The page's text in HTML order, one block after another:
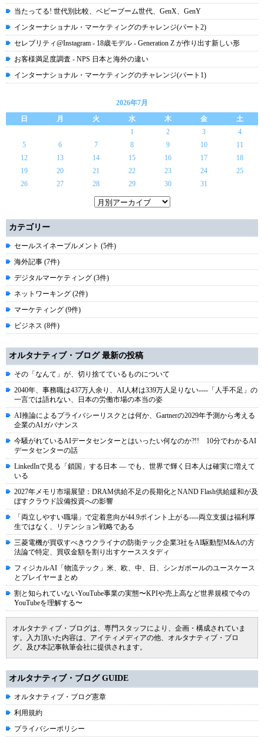
当たってる! 世代別比較、ベビーブーム世代、GenX、GenY
インターナショナル・マーケティングのチャレンジ(パート2)
セレブリティ@Instagram - 18歳モデル - Generation Z が作り出す新しい形
お客様満足度調査 - NPS 日本と海外の違い
インターナショナル・マーケティングのチャレンジ(パート1)
2026年7月
日
月 火 水 木 金
土
1
2 3
4
5
6 7 8 9 10
11
12
13 14 15 16 17
18
19
20 21 22 23 24
25
26
27 28 29 30 31
カテゴリー
セールスイネーブルメント (5件)
海外記事 (7件)
デジタルマーケティング (3件)
ネットワーキング (2件)
マーケティング (9件)
ビジネス (8件)
オルタナティブ・ブログ 最新の投稿
その「なんて」が、切り捨てているものについて
2040年、事務職は437万人余り、AI人材は339万人足りない----「人手不足」の
一言では語れない、日本の労働市場の本当の姿
AI推論によるプライバシーリスクとは何か、Gartnerの2029年予測から考える
企業のAIガバナンス
今騒がれているAIデータセンターとはいったい何なのか?!! 10分でわかるAI
データセンターの話
LinkedInで見る「鎖国」する日本 ― でも、世界で輝く日本人は確実に増えて
いる
2027年メモリ市場展望：DRAM供給不足の長期化とNAND Flash供給緩和が及
ぼすクラウド設備投資への影響
「両立しやすい職場」で定着意向が44.9ポイント上がる----両立支援は福利厚
生ではなく、リテンション戦略である
三菱電機が買収すべきウクライナの防衛テック企業3社をAI駆動型M&Aの方
法論で特定、買収金額を割り出すケーススタディ
フィジカルAI「物流テック」米、欧、中、日、シンガポールのユースケース
とプレイヤーまとめ
割と知られていないYouTube事業の実態〜KPIや売上高など世界規模で今の
YouTubeを理解する〜
オルタナティブ・ブログは、専門スタッフにより、企画・構成されていま
す。入力頂いた内容は、アイティメディアの他、オルタナティブ・ブロ
グ、及び本記事執筆会社に提供されます。
オルタナティブ・ブログ GUIDE
オルタナティブ・ブログ憲章
利用規約
プライバシーポリシー